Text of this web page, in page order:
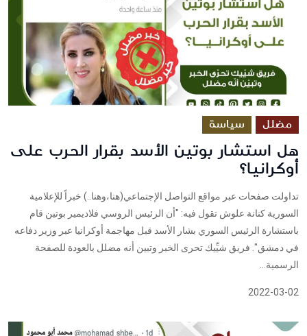
مضلل سياسة
هل استشار بوتين الأسد بقرار الحرب على
أوكرانيا؟
تداولت صفحات عبر مواقع التواصل الإجتماعي(هنا،وهنا..) خبراً للإعلامية
السورية كنانة علوش تقول فيه: "أن الرئيس الروسي فلاديمير بوتين قام
باستشارة الرئيس السوري بشار الأسد قبل مهاجمة أوكرانيا عبر وزير دفاعه
في دمشق". فريق شيِّيك تحرى الخبر وتبين أنه مضلل بالعودة للصفحة
الرسمية...
2022-03-02